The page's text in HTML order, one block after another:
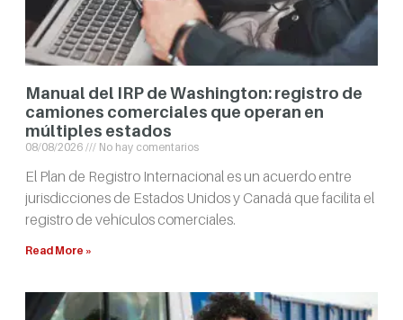
Manual del IRP de Washington: registro de
camiones comerciales que operan en
múltiples estados
08/08/2026 No hay comentarios
El Plan de Registro Internacional es un acuerdo entre
jurisdicciones de Estados Unidos y Canadá que facilita el
registro de vehículos comerciales.
Read More »